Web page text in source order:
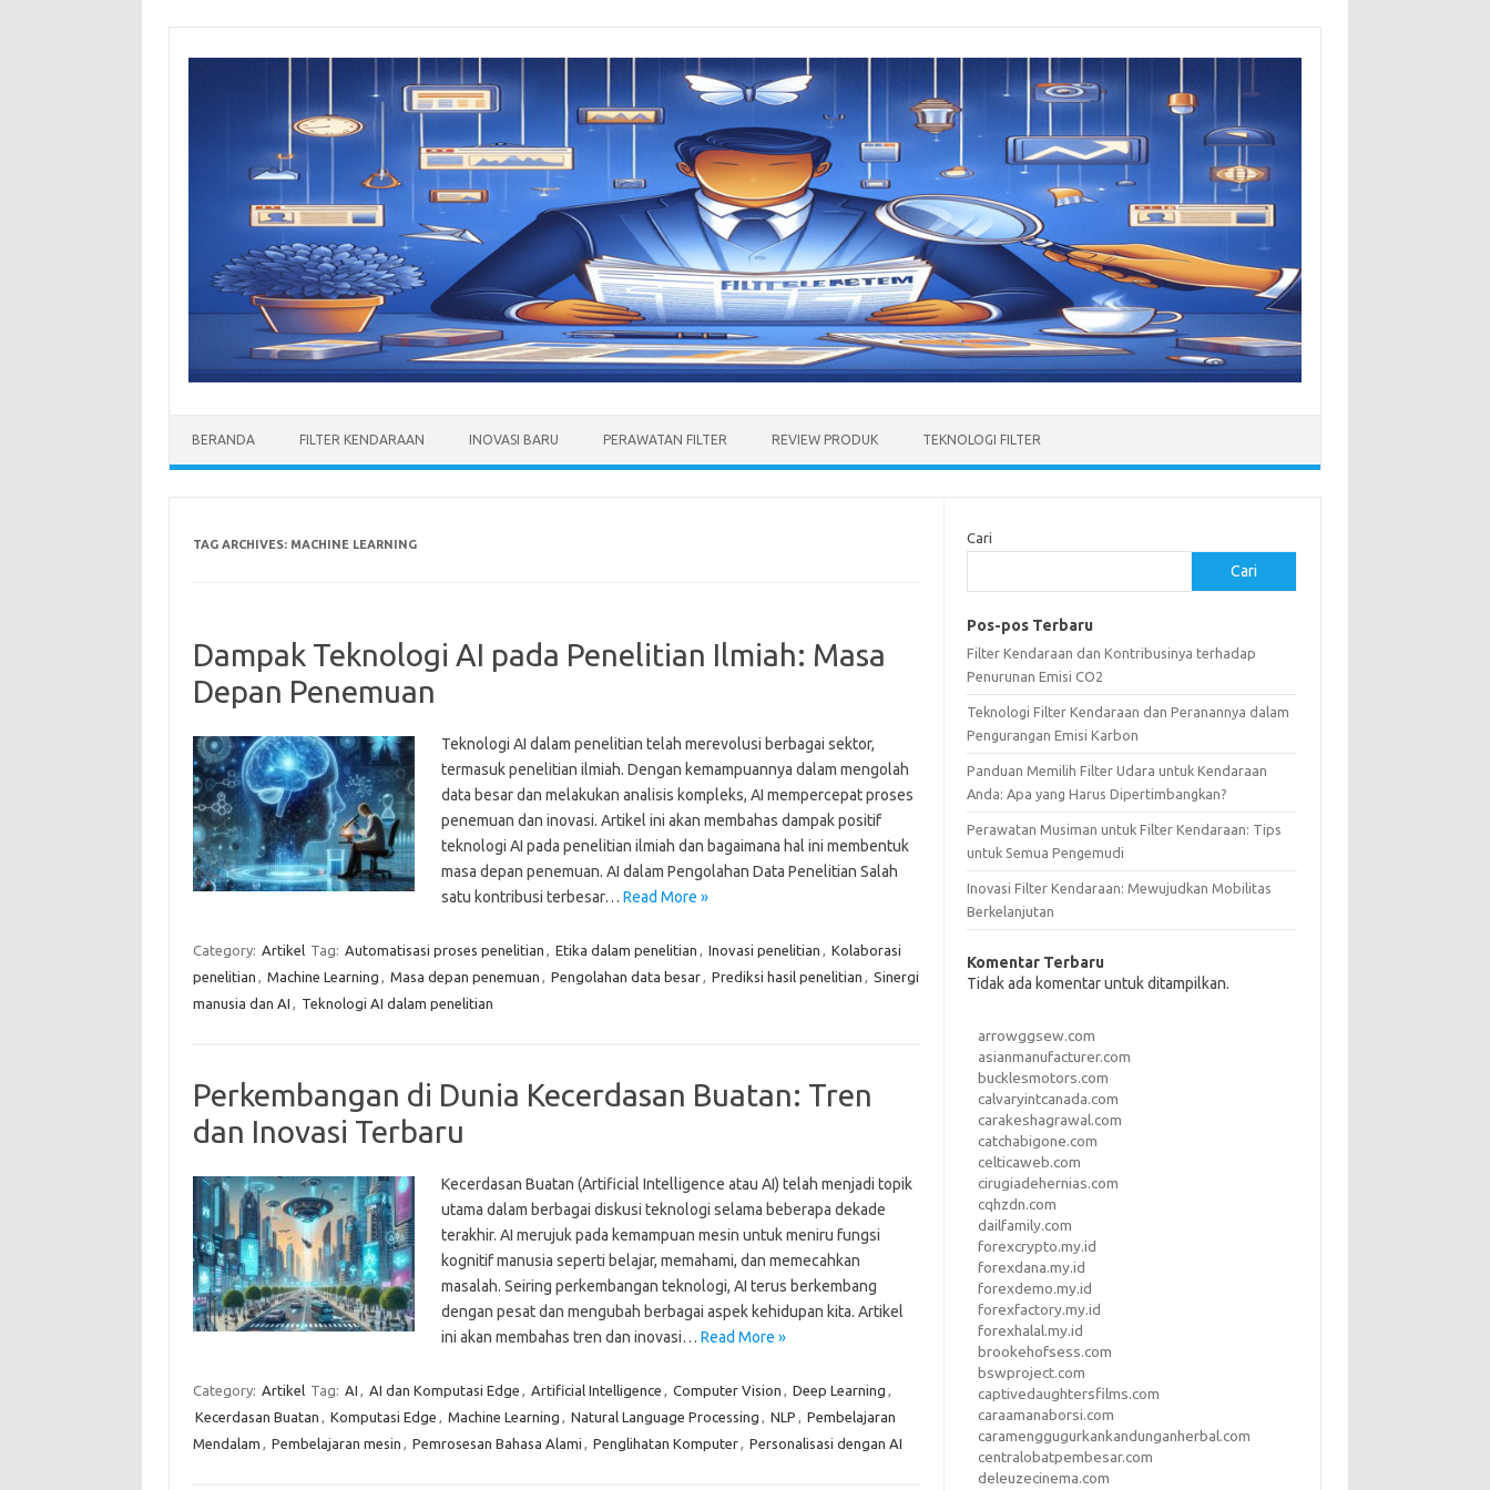
BERANDA FILTER KENDARAAN INOVASI BARU PERAWATAN FILTER REVIEW PRODUK TEKNOLOGI FILTER
TAG ARCHIVES: MACHINE LEARNING
Dampak Teknologi AI pada Penelitian Ilmiah: Masa
Depan Penemuan
Teknologi AI dalam penelitian telah merevolusi berbagai sektor,
termasuk penelitian ilmiah. Dengan kemampuannya dalam mengolah
data besar dan melakukan analisis kompleks, AI mempercepat proses
penemuan dan inovasi. Artikel ini akan membahas dampak positif
teknologi AI pada penelitian ilmiah dan bagaimana hal ini membentuk
masa depan penemuan. AI dalam Pengolahan Data Penelitian Salah
satu kontribusi terbesar… Read More »
Category: Artikel Tag: Automatisasi proses penelitian , Etika dalam penelitian , Inovasi penelitian , Kolaborasi
penelitian , Machine Learning , Masa depan penemuan , Pengolahan data besar, Prediksi hasil penelitian , Sinergi
manusia dan AI , Teknologi AI dalam penelitian
Perkembangan di Dunia Kecerdasan Buatan: Tren
dan Inovasi Terbaru
Kecerdasan Buatan (Artificial Intelligence atau AI) telah menjadi topik
utama dalam berbagai diskusi teknologi selama beberapa dekade
terakhir. AI merujuk pada kemampuan mesin untuk meniru fungsi
kognitif manusia seperti belajar, memahami, dan memecahkan
masalah. Seiring perkembangan teknologi, AI terus berkembang
dengan pesat dan mengubah berbagai aspek kehidupan kita. Artikel
ini akan membahas tren dan inovasi… Read More »
Category: Artikel Tag: AI , AI dan Komputasi Edge , Artificial Intelligence , Computer Vision , Deep Learning ,
Kecerdasan Buatan , Komputasi Edge , Machine Learning , Natural Language Processing , NLP , Pembelajaran
Mendalam , Pembelajaran mesin , Pemrosesan Bahasa Alami , Penglihatan Komputer, Personalisasi dengan AI
Cari
Cari
Pos-pos Terbaru
Filter Kendaraan dan Kontribusinya terhadap
Penurunan Emisi CO2
Teknologi Filter Kendaraan dan Peranannya dalam
Pengurangan Emisi Karbon
Panduan Memilih Filter Udara untuk Kendaraan
Anda: Apa yang Harus Dipertimbangkan?
Perawatan Musiman untuk Filter Kendaraan: Tips
untuk Semua Pengemudi
Inovasi Filter Kendaraan: Mewujudkan Mobilitas
Berkelanjutan
Komentar Terbaru
Tidak ada komentar untuk ditampilkan.
arrowggsew.com
asianmanufacturer.com
bucklesmotors.com
calvaryintcanada.com
carakeshagrawal.com
catchabigone.com
celticaweb.com
cirugiadehernias.com
cqhzdn.com
dailfamily.com
forexcrypto.my.id
forexdana.my.id
forexdemo.my.id
forexfactory.my.id
forexhalal.my.id
brookehofsess.com
bswproject.com
captivedaughtersfilms.com
caraamanaborsi.com
caramenggugurkankandunganherbal.com
centralobatpembesar.com
deleuzecinema.com